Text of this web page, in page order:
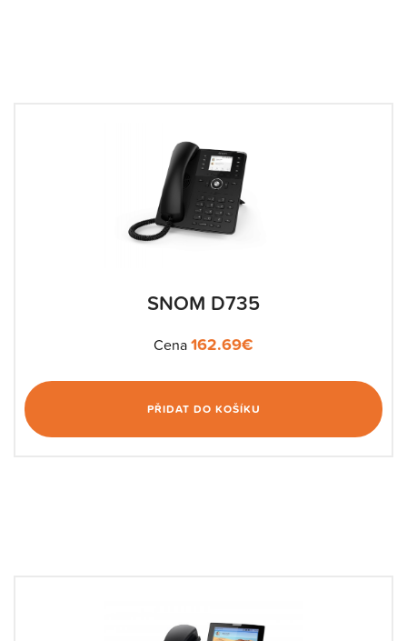
SNOM D735
Cena162.69€
PŘIDAT DO KOŠÍKU